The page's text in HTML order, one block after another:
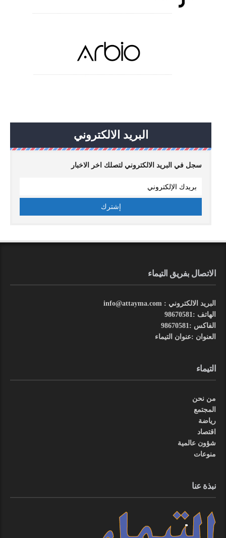
البريد الالكتروني
سجل في البريد الالكتروني لتصلك اخر الاخبار
الاتصال بفريق التيماء
البريد الالكتروني : info@attayma.com
الهاتف :98670581
الفاكس :98670581
العنوان :عنوان التيماء
التيماء
من نحن
المجتمع
رياضة
اقتصاد
شؤون عالمية
منوعات
نبذة عنا